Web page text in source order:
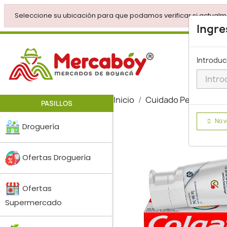
Seleccione su ubicación para que podamos verificar si
No
PASILLOS
Droguería
Ofertas Droguería
Ofertas
Supermercado
Inicio Cuidado Personal